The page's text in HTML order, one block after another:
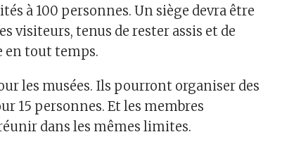
à 100 personnes. Un siège devra être
visiteurs, tenus de rester assis et de
en tout temps.
les musées. Ils pourront organiser des
15 personnes. Et les membres
dans les mêmes limites.